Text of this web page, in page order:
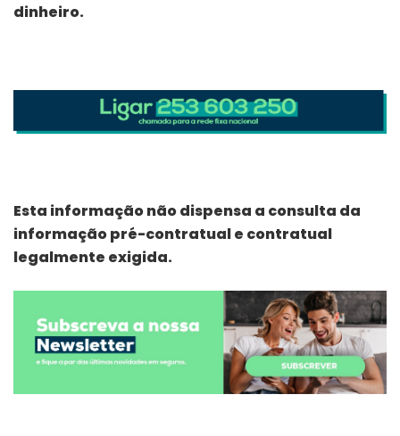
dinheiro.
Esta informação não dispensa a consulta da
informação pré-contratual e contratual
legalmente exigida.